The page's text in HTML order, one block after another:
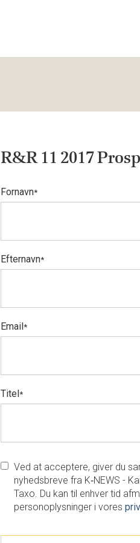
R&R 11 2017
Fornavn*
Efternavn*
Email*
Titel*
Ved at acceptere, giver du
nyhedsbreve fra K‑NEWS -
Taxo. Du kan til enhver tid
personoplysninger i vores